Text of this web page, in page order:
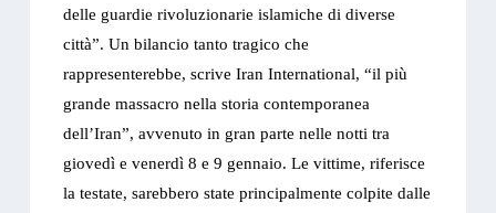
delle guardie rivoluzionarie islamiche di diverse
città”. Un bilancio tanto tragico che
rappresenterebbe, scrive Iran International, “il più
grande massacro nella storia contemporanea
dell’Iran”, avvenuto in gran parte nelle notti tra
giovedì e venerdì 8 e 9 gennaio. Le vittime, riferisce
la testate, sarebbero state principalmente colpite dalle